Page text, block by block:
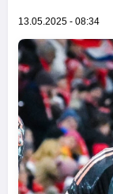
13.05.2025 - 08:34